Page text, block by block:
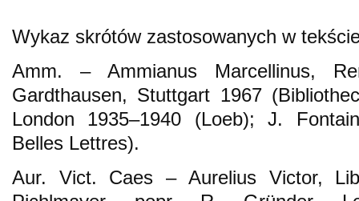
Wykaz skrótów zastosowanych w
Amm. – Ammianus Marcellinus,
Gardthausen, Stuttgart 1967
London 1935–1940 (Loeb); J.
Belles Lettres).
Aur. Vict. Caes – Aurelius Victor,